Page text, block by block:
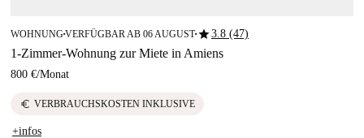
WOHNUNG■VERFÜGBAR AB 06 AUGUST■star3.8 (47)
1-Zimmer-Wohnung zur Miete in Amiens
800 €/Monat
euro VERBRAUCHSKOSTEN INKLUSIVE
+infos